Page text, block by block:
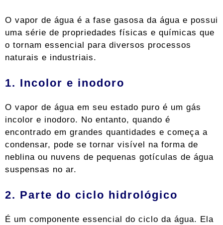
O vapor de água é a fase gasosa da água e possui
uma série de propriedades físicas e químicas que
o tornam essencial para diversos processos
naturais e industriais.
1. Incolor e inodoro
O vapor de água em seu estado puro é um gás
incolor e inodoro. No entanto, quando é
encontrado em grandes quantidades e começa a
condensar, pode se tornar visível na forma de
neblina ou nuvens de pequenas gotículas de água
suspensas no ar.
2. Parte do ciclo hidrológico
É um componente essencial do ciclo da água. Ela